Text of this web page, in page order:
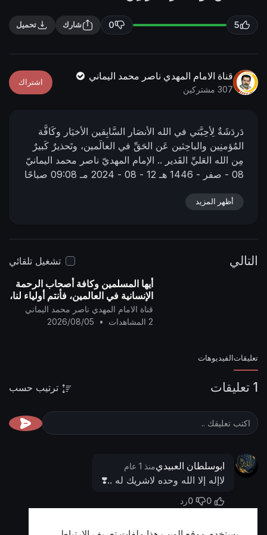
n
g
u
l
c
5
0 شارك تحميل
قناة الامام المهدي ناصر محمد اليماني
307 مشتركين
اشتراك
دَردَشَةٌ لِأحِبَّتي في الله الأنصَار السَّابِقين الأخيَار وكَافَّة
المُؤمنِين والباحِثين عَن الحَقِّ في العالَمين، وتَحذيرٌ كَبيرٌ
مِن الله العَليِّ القَدير .. الإمام المهديّ ناصر محمد اليمانيّ
08 - صفر - 1446 هـ
12 - 08 - 2024 مـ
09:08 صباحًا
p=45689
أظهر المزيد
التالي
تشغيل تلقائي
أيها المسلمين وكافة أصحاب الرحمة
الإنسانية في العالمين، فأنتم أولياء لنا،
وإن الشيطان (دونالد ترامب) عدو
للمسلمين..
قناة الامام المهدي ناصر محمد اليماني
2 المشاهدات
•
2026/08/05
تعليقات الفيديوهات
1 تعليقات ترتيب حسب
ابوسلطان العبيديمنذ 1 عام
لاإله إلا الله وحده لاشريك له ..❣️
0
0رد